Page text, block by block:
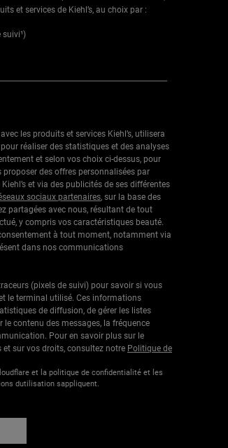
et services de Kiehl’s, au choix par :
suivi¹)
les produits et services Kiehl’s, utilisera
réaliser des statistiques et des analyses
et selon vos choix ci-dessus, pour
des offres personnalisées par
et via des publicités de ses différentes
sociaux partenaires, sur la base des
partagées avec nous, résultant de tout
y compris vos caractéristiques beauté.
à tout moment, notamment via
dans nos communications
(pixels de suivi) pour savoir si vous
le terminal utilisé. Ces informations
de diffusion, de gérer les listes
le contenu des messages, la fréquence
Pour en savoir plus sur le
sur vos droits, consultez notre Politique de
et la politique de confidentialité et les
dutilisation sappliquent.